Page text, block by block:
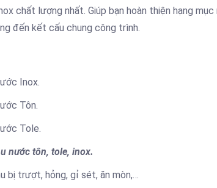
chất lượng nhất. Giúp bạn hoàn thiện hạng
đến kết cấu chung công trình.
Inox.
Tôn.
Tole.
nước tôn, tole, inox.
bị trượt, hỏng, gỉ sét, ăn mòn,…